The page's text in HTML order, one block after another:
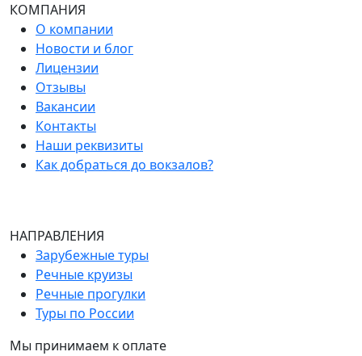
КОМПАНИЯ
О компании
Новости и блог
Лицензии
Отзывы
Вакансии
Контакты
Наши реквизиты
Как добраться до вокзалов?
НАПРАВЛЕНИЯ
Зарубежные туры
Речные круизы
Речные прогулки
Туры по России
Мы принимаем к оплате